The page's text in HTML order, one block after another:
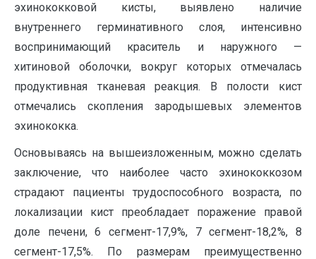
эхинококковой кисты, выявлено наличие
внутреннего герминативного слоя, интенсивно
воспринимающий краситель и наружного —
хитиновой оболочки, вокруг которых отмечалась
продуктивная тканевая реакция. В полости кист
отмечались скопления зародышевых элементов
эхинококка.
Основываясь на вышеизложенным, можно сделать
заключение, что наиболее часто эхинококкозом
страдают пациенты трудоспособного возраста, по
локализации кист преобладает поражение правой
доле печени, 6 сегмент-17,9%, 7 сегмент-18,2%, 8
сегмент-17,5%. По размерам преимущественно